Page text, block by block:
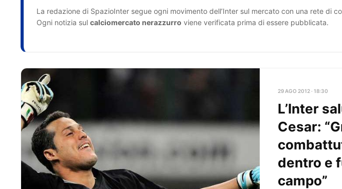
La redazione di SpazioInter segue ogni movimento dell’Inter sul mercato con una rete di
Ogni notizia sul calciomercato nerazzurro viene verificata prima di essere pubblicata.
29 AGO 2012 · 18:30
L’Inter
Cesar:
dentro e
campo”